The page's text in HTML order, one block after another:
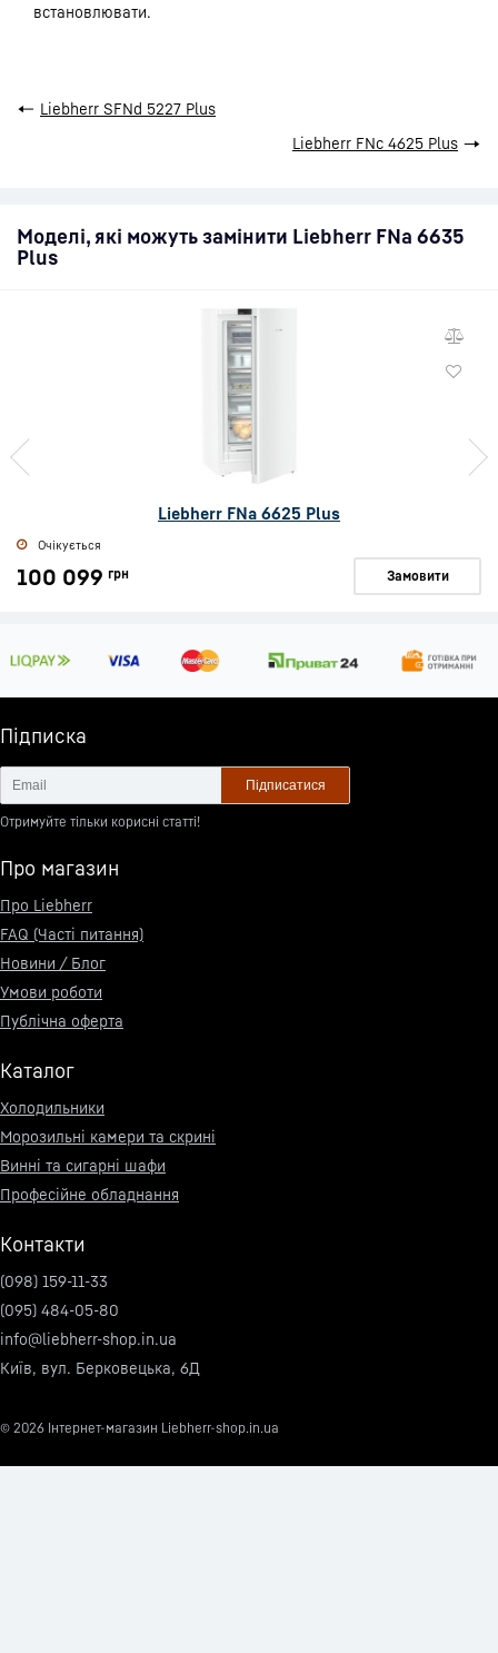
встановлювати.
← Liebherr SFNd 5227 Plus
Liebherr FNc 4625 Plus →
Моделі, які можуть замінити Liebherr FNa 6635
Plus
Liebherr FNa 6625 Plus
Очікується
100 099 грн Замовити
Підписка
Підписатися
Отримуйте тільки корисні статті!
Про магазин
Про Liebherr
FAQ (Часті питання)
Новини / Блог
Умови роботи
Публічна оферта
Каталог
Холодильники
Морозильні камери та скрині
Винні та сигарні шафи
Професійне обладнання
Контакти
(098) 159-11-33
(095) 484-05-80
info@liebherr-shop.in.ua
Київ, вул. Берковецька, 6Д
© 2026 Інтернет-магазин Liebherr-shop.in.ua